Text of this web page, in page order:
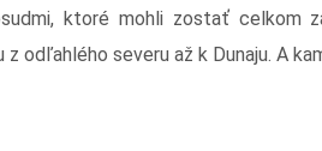
ktoré mohli zostať celkom
odľahlého severu až k Dunaju. A